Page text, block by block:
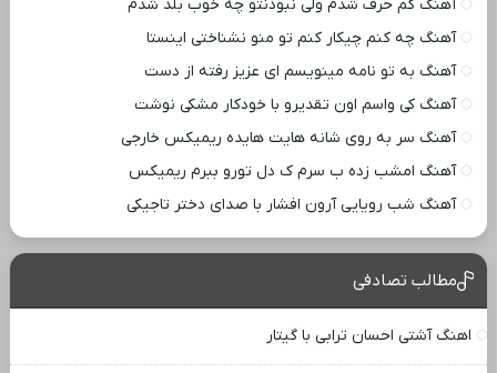
آهنگ کم حرف شدم ولی نبودنتو چه خوب بلد شدم
آهنگ چه کنم چیکار کنم تو منو نشناختی اینستا
آهنگ به تو نامه مینویسم ای عزیز رفته از دست
آهنگ کی واسم اون تقدیرو با خودکار مشکی نوشت
آهنگ سر به روی شانه هایت هایده ریمیکس خارجی
آهنگ امشب زده ب سرم ک دل تورو ببرم ریمیکس
آهنگ شب رویایی آرون افشار با صدای دختر تاجیکی
مطالب تصادفی
اهنگ آشتی احسان ترابی با گیتار